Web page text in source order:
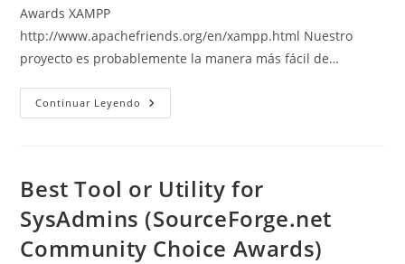
Awards XAMPP
http://www.apachefriends.org/en/xampp.html Nuestro
proyecto es probablemente la manera más fácil de…
Continuar Leyendo Best
Tool
(SourceForge.net
Community
Awards)
Best Tool or Utility for
SysAdmins (SourceForge.net
Community Choice Awards)